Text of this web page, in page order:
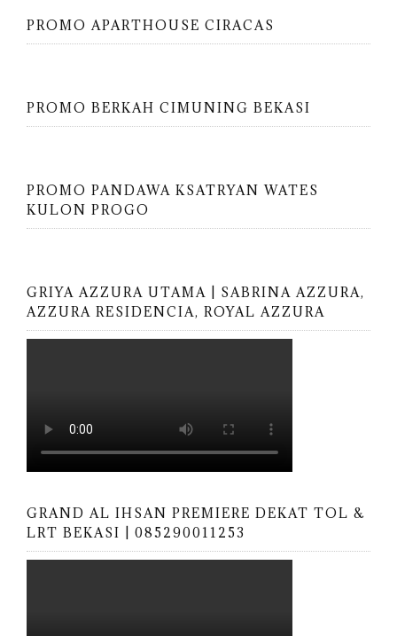
PROMO APARTHOUSE CIRACAS
PROMO BERKAH CIMUNING BEKASI
PROMO PANDAWA KSATRYAN WATES
KULON PROGO
GRIYA AZZURA UTAMA | SABRINA AZZURA,
AZZURA RESIDENCIA, ROYAL AZZURA
GRAND AL IHSAN PREMIERE DEKAT TOL &
LRT BEKASI | 085290011253